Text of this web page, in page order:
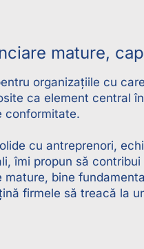
mature,
organizațiile cu
ca element central
conformitate.
cu antreprenori,
îmi propun să
bine
firmele să treacă la